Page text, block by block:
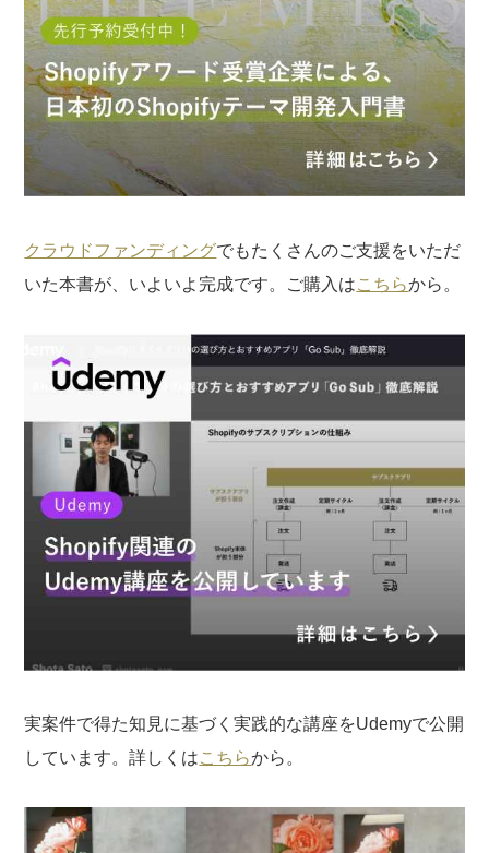
クラウドファンディングでもたくさんのご支援をいただ
いた本書が、いよいよ完成です。ご購入はこちらから。
実案件で得た知見に基づく実践的な講座をUdemyで公開
しています。詳しくはこちらから。